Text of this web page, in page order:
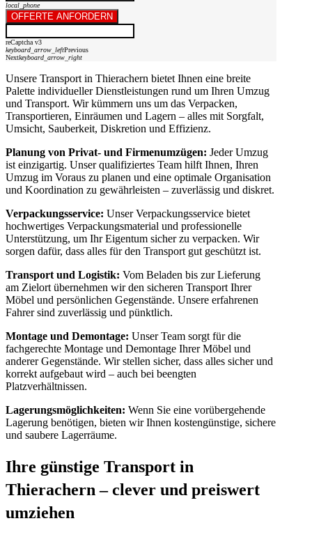
local_phone
OFFERTE ANFORDERN
reCaptcha v3
keyboard_arrow_leftPrevious
Nextkeyboard_arrow_right
Unsere Transport in Thierachern bietet Ihnen eine breite
Palette individueller Dienstleistungen rund um Ihren Umzug
und Transport. Wir kümmern uns um das Verpacken,
Transportieren, Einräumen und Lagern – alles mit Sorgfalt,
Umsicht, Sauberkeit, Diskretion und Effizienz.
Planung von Privat- und Firmenumzügen: Jeder Umzug
ist einzigartig. Unser qualifiziertes Team hilft Ihnen, Ihren
Umzug im Voraus zu planen und eine optimale Organisation
und Koordination zu gewährleisten – zuverlässig und diskret.
Verpackungsservice: Unser Verpackungsservice bietet
hochwertiges Verpackungsmaterial und professionelle
Unterstützung, um Ihr Eigentum sicher zu verpacken. Wir
sorgen dafür, dass alles für den Transport gut geschützt ist.
Transport und Logistik: Vom Beladen bis zur Lieferung
am Zielort übernehmen wir den sicheren Transport Ihrer
Möbel und persönlichen Gegenstände. Unsere erfahrenen
Fahrer sind zuverlässig und pünktlich.
Montage und Demontage: Unser Team sorgt für die
fachgerechte Montage und Demontage Ihrer Möbel und
anderer Gegenstände. Wir stellen sicher, dass alles sicher und
korrekt aufgebaut wird – auch bei beengten
Platzverhältnissen.
Lagerungsmöglichkeiten: Wenn Sie eine vorübergehende
Lagerung benötigen, bieten wir Ihnen kostengünstige, sichere
und saubere Lagerräume.
Ihre günstige Transport in
Thierachern – clever und preiswert
umziehen